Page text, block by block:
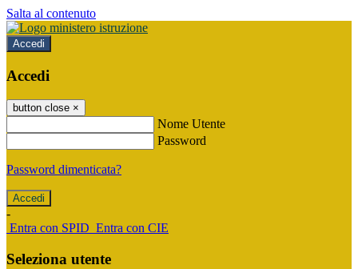
Salta al contenuto
Accedi
Accedi
button close ×
Nome Utente
Password
Password dimenticata?
-
Entra con SPID Entra con CIE
Seleziona utente